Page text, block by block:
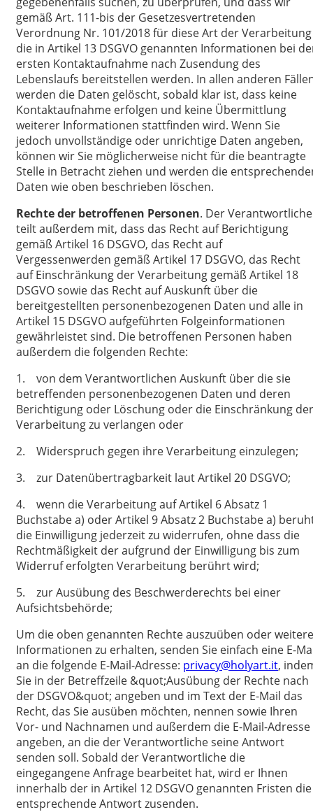
gemäß Art. 111-bis der Gesetzesvertretenden
Verordnung Nr. 101/2018 für diese Art der Verarbeitung
die in Artikel 13 DSGVO genannten Informationen bei
ersten Kontaktaufnahme nach Zusendung des
Lebenslaufs bereitstellen werden. In allen anderen
werden die Daten gelöscht, sobald klar ist, dass keine
Kontaktaufnahme erfolgen und keine Übermittlung
weiterer Informationen stattfinden wird. Wenn Sie
jedoch unvollständige oder unrichtige Daten angeben,
können wir Sie möglicherweise nicht für die beantragte
Stelle in Betracht ziehen und werden die
Daten wie oben beschrieben löschen.
Rechte der betroffenen Personen. Der Verantwortliche
teilt außerdem mit, dass das Recht auf Berichtigung
gemäß Artikel 16 DSGVO, das Recht auf
Vergessenwerden gemäß Artikel 17 DSGVO, das Recht
auf Einschränkung der Verarbeitung gemäß Artikel 18
DSGVO sowie das Recht auf Auskunft über die
bereitgestellten personenbezogenen Daten und alle in
Artikel 15 DSGVO aufgeführten Folgeinformationen
gewährleistet sind. Die betroffenen Personen haben
außerdem die folgenden Rechte:
1. von dem Verantwortlichen Auskunft über die sie
betreffenden personenbezogenen Daten und deren
Berichtigung oder Löschung oder die Einschränkung der
Verarbeitung zu verlangen oder
2. Widerspruch gegen ihre Verarbeitung einzulegen;
3. zur Datenübertragbarkeit laut Artikel 20 DSGVO;
4. wenn die Verarbeitung auf Artikel 6 Absatz 1
Buchstabe a) oder Artikel 9 Absatz 2 Buchstabe a)
die Einwilligung jederzeit zu widerrufen, ohne dass die
Rechtmäßigkeit der aufgrund der Einwilligung bis zum
Widerruf erfolgten Verarbeitung berührt wird;
5. zur Ausübung des Beschwerderechts bei einer
Aufsichtsbehörde;
Um die oben genannten Rechte auszuüben oder weitere
Informationen zu erhalten, senden Sie einfach eine E-
an die folgende E-Mail-Adresse: privacy@holyart.it,
Sie in der Betreffzeile &quot;Ausübung der Rechte nach
der DSGVO&quot; angeben und im Text der E-Mail das
Recht, das Sie ausüben möchten, nennen sowie Ihren
Vor- und Nachnamen und außerdem die E-Mail-Adresse
angeben, an die der Verantwortliche seine Antwort
senden soll. Sobald der Verantwortliche die
eingegangene Anfrage bearbeitet hat, wird er Ihnen
innerhalb der in Artikel 12 DSGVO genannten Fristen die
entsprechende Antwort zusenden.